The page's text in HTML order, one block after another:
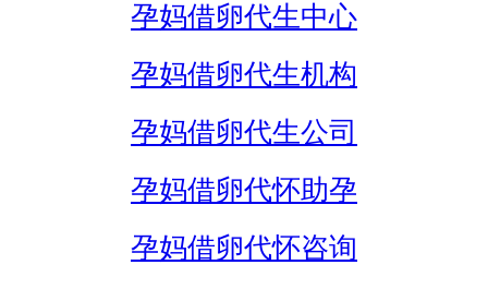
孕妈借卵代生中心
孕妈借卵代生机构
孕妈借卵代生公司
孕妈借卵代怀助孕
孕妈借卵代怀咨询